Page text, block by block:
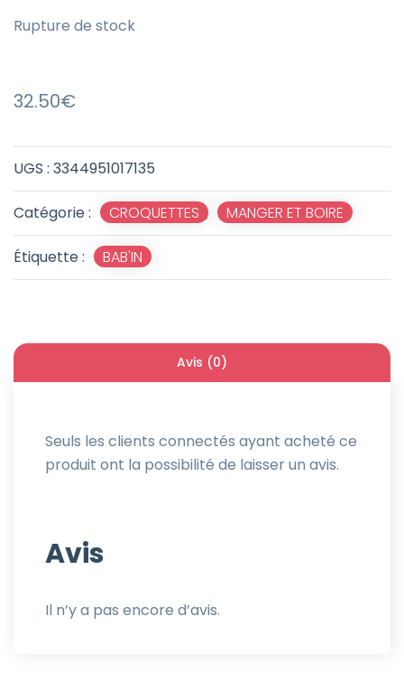
UGS : 3344951017135
Catégorie : CROQUETTES , MANGER ET BOIRE
Étiquette : BAB'IN
32.50€
Rupture de stock
Avis (0)
Avis
Il n’y a pas encore d’avis.
Seuls les clients connectés ayant acheté ce
produit ont la possibilité de laisser un avis.